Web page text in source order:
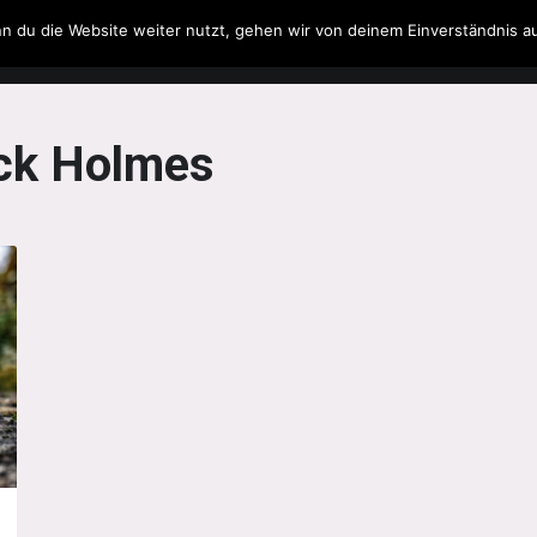
Filme & Serien Musik Spielzeug Literatur
Holmes
du die Website weiter nutzt, gehen wir von deinem Einverständnis